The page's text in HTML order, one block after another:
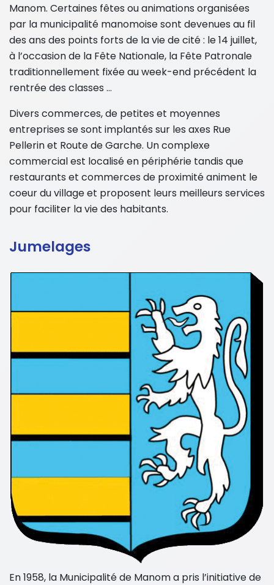
Manom. Certaines fêtes ou animations organisées
par la municipalité manomoise sont devenues au fil
des ans des points forts de la vie de cité : le 14 juillet,
à l’occasion de la Fête Nationale, la Fête Patronale
traditionnellement fixée au week-end précédent la
rentrée des classes …
Divers commerces, de petites et moyennes
entreprises se sont implantés sur les axes Rue
Pellerin et Route de Garche. Un complexe
commercial est localisé en périphérie tandis que
restaurants et commerces de proximité animent le
coeur du village et proposent leurs meilleurs services
pour faciliter la vie des habitants.
Jumelages
En 1958, la Municipalité de Manom a pris l’initiative de